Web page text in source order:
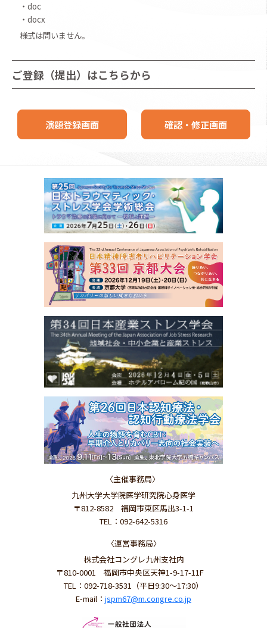
・doc
・docx
様式は問いません。
ご登録（提出）はこちらから
演題登録画面 確認・修正画面
〈主催事務局〉
九州大学大学院医学研究院心身医学
〒812-8582 福岡市東区馬出3-1-1
TEL：092-642-5316
〈運営事務局〉
株式会社コングレ九州支社内
〒810-0001 福岡市中央区天神1-9-17-11F
TEL：092-718-3531（平日9:30～17:30）
E-mail： jspm67@m.congre.co.jp